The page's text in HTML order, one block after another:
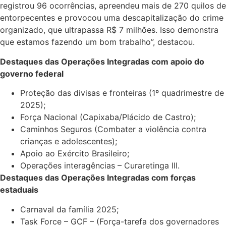
registrou 96 ocorrências, apreendeu mais de 270 quilos de
entorpecentes e provocou uma descapitalização do crime
organizado, que ultrapassa R$ 7 milhões. Isso demonstra
que estamos fazendo um bom trabalho”, destacou.
Destaques das Operações Integradas com apoio do
governo federal
Proteção das divisas e fronteiras (1º quadrimestre de
2025);
Força Nacional (Capixaba/Plácido de Castro);
Caminhos Seguros (Combater a violência contra
crianças e adolescentes);
Apoio ao Exército Brasileiro;
Operações interagências – Curaretinga III.
Destaques das Operações Integradas com forças
estaduais
Carnaval da família 2025;
Task Force – GCF – (Força-tarefa dos governadores